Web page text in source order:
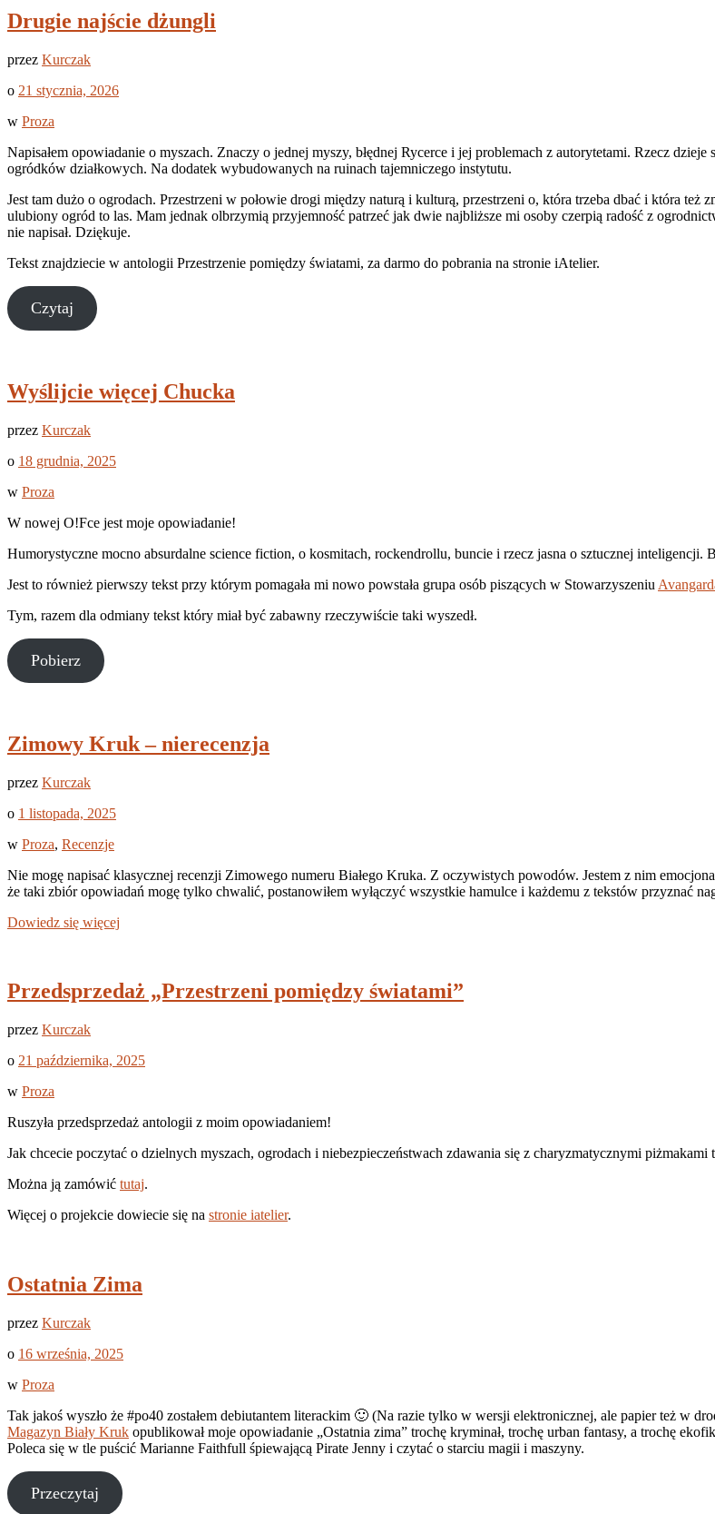
Drugie najście dżungli
przez Kurczak
o 21 stycznia, 2026
w Proza
Napisałem opowiadanie o myszach. Znaczy o jednej myszy, błędnej Rycerce i jej problemach z autorytetami. Rzecz
ogródków działkowych. Na dodatek wybudowanych na ruinach tajemniczego instytutu.
Jest tam dużo o ogrodach. Przestrzeni w połowie drogi między naturą i kulturą, przestrzeni o, która trzeba dbać i która
ulubiony ogród to las. Mam jednak olbrzymią przyjemność patrzeć jak dwie najbliższe mi osoby czerpią radość z
nie napisał. Dziękuje.
Tekst znajdziecie w antologii Przestrzenie pomiędzy światami, za darmo do pobrania na stronie iAtelier.
Czytaj
Wyślijcie więcej Chucka
przez Kurczak
o 18 grudnia, 2025
w Proza
W nowej O!Fce jest moje opowiadanie!
Humorystyczne mocno absurdalne science fiction, o kosmitach, rockendrollu, buncie i rzecz jasna o sztucznej inteligencji.
Jest to również pierwszy tekst przy którym pomagała mi nowo powstała grupa osób piszących w Stowarzyszeniu
Tym, razem dla odmiany tekst który miał być zabawny rzeczywiście taki wyszedł.
Pobierz
Zimowy Kruk – nierecenzja
przez Kurczak
o 1 listopada, 2025
w Proza, Recenzje
Nie mogę napisać klasycznej recenzji Zimowego numeru Białego Kruka. Z oczywistych powodów. Jestem z nim
że taki zbiór opowiadań mogę tylko chwalić, postanowiłem wyłączyć wszystkie hamulce i każdemu z tekstów przyznać
Dowiedz się więcej
Przedsprzedaż „Przestrzeni pomiędzy światami”
przez Kurczak
o 21 października, 2025
w Proza
Ruszyła przedsprzedaż antologii z moim opowiadaniem!
Jak chcecie poczytać o dzielnych myszach, ogrodach i niebezpieczeństwach zdawania się z charyzmatycznymi piżmakami
Można ją zamówić tutaj.
Więcej o projekcie dowiecie się na stronie iatelier.
Ostatnia Zima
przez Kurczak
o 16 września, 2025
w Proza
Tak jakoś wyszło że #po40 zostałem debiutantem literackim 🙂 (Na razie tylko w wersji elektronicznej, ale papier też w
Magazyn Biały Kruk opublikował moje opowiadanie „Ostatnia zima” trochę kryminał, trochę urban fantasy, a trochę
Poleca się w tle puścić Marianne Faithfull śpiewającą Pirate Jenny i czytać o starciu magii i maszyny.
Przeczytaj